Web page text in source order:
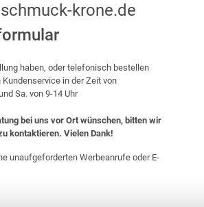
krone.de
haben, oder telefonisch bestellen
in der Zeit von
Sa. von 9-14 Uhr
bei uns vor Ort wünschen, bitten wir
kontaktieren. Vielen Dank!
unaufgeforderten Werbeanrufe oder E-